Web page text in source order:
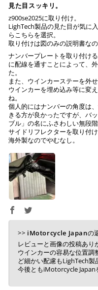
ご注文時に情報をお
お振り込みください
入金確認が取れ次第
※ お支払期限はご注
り、万が一過ぎてし
せて頂きます。
※ 振込手数料はご負
見た目スッキリ。
z900se2025に取り付け。
LighTech製品の見た目が気に
らこちらを選択。
取り付けは図のみの説明書なの
ナンバープレートを取り付け
に配線を通すことによって、
た。
また、ウインカーステーを外せ
ウインカーを埋め込み等に変
ね。
個人的にはナンバーの角度は
きる方が良かったですが、バ
ブル」の名にふさわしい無段階
サイドリフレクターを取り付
海外製なのでやむなし。
>> iMotorcycle Japanの
レビューと画像の投稿あり
ウインカーの容易な位置調
ど細かい配慮もLighTech製
今後ともiMotorcycle Japan